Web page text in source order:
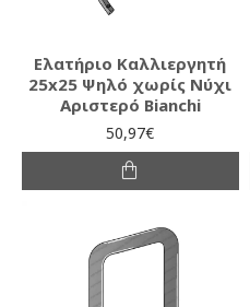
Ελατήριο Καλλιεργητή
25x25 Ψηλό χωρίς Νύχι
Αριστερό Bianchi
50,97€